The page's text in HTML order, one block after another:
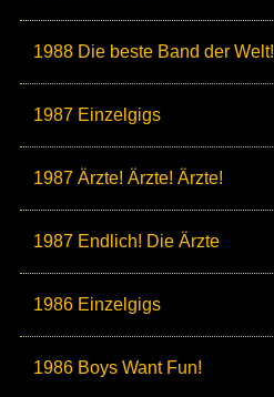
1988 Die beste Band der Welt!
1987 Einzelgigs
1987 Ärzte! Ärzte! Ärzte!
1987 Endlich! Die Ärzte
1986 Einzelgigs
1986 Boys Want Fun!